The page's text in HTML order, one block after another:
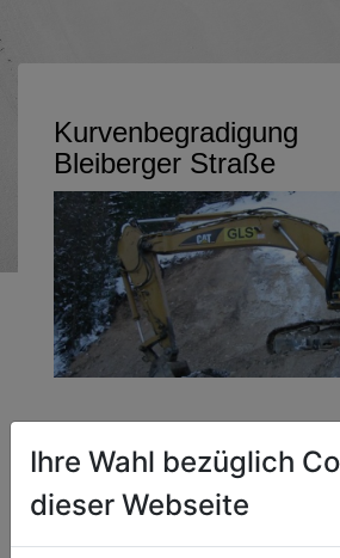
Kurvenbegradigung
Bleiberger Straße
Kurvenbegradigung Bleiberger
Unternehmen:
GLS-Bau
Ihre Wahl bezüglich
dieser Webseite